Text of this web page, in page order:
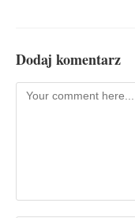
Dodaj komentarz